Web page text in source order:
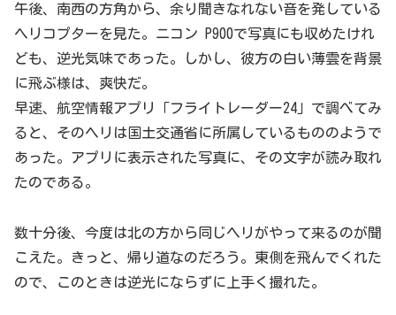
午後、南西の方角から、余り聞きなれない音を発している
ヘリコプターを見た。ニコン P900で写真にも収めたけれ
ども、逆光気味であった。しかし、彼方の白い薄雲を背景
に飛ぶ様は、爽快だ。
早速、航空情報アプリ「フライトレーダー24」で調べてみ
ると、そのヘリは国土交通省に所属しているもののようで
あった。アプリに表示された写真に、その文字が読み取れ
たのである。
数十分後、今度は北の方から同じヘリがやって来るのが聞
こえた。きっと、帰り道なのだろう。東側を飛んでくれた
ので、このときは逆光にならずに上手く撮れた。